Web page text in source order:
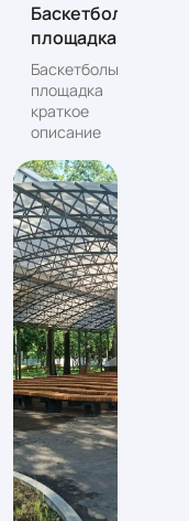
Баскетбольная
площадка
Баскетбольная
площадка
краткое
описание